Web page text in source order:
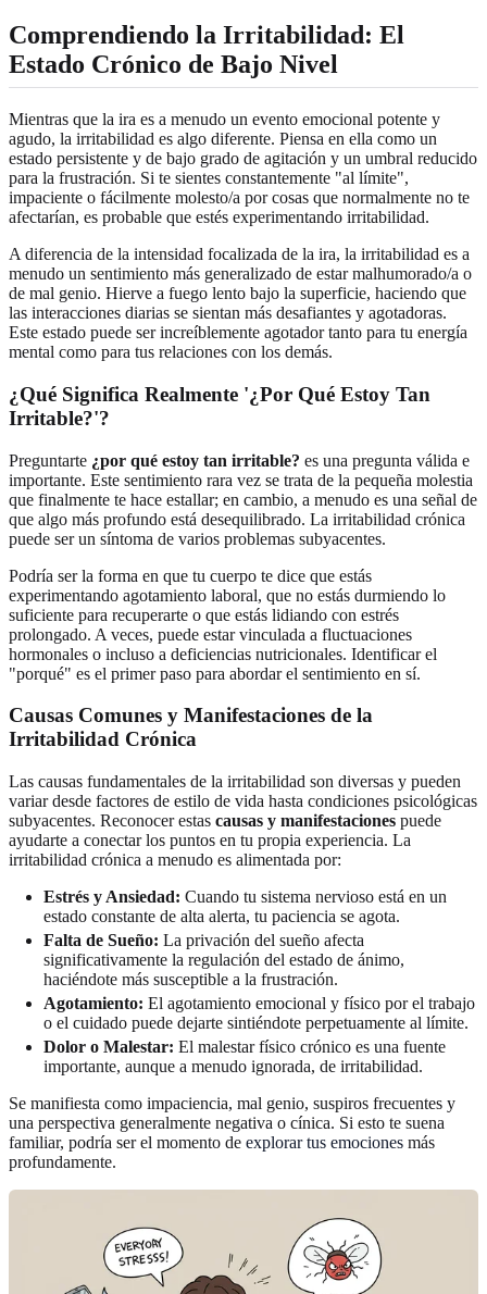
Comprendiendo la Irritabilidad: El
Estado Crónico de Bajo Nivel
Mientras que la ira es a menudo un evento emocional potente y
agudo, la irritabilidad es algo diferente. Piensa en ella como un
estado persistente y de bajo grado de agitación y un umbral reducido
para la frustración. Si te sientes constantemente "al límite",
impaciente o fácilmente molesto/a por cosas que normalmente no te
afectarían, es probable que estés experimentando irritabilidad.
A diferencia de la intensidad focalizada de la ira, la irritabilidad es a
menudo un sentimiento más generalizado de estar malhumorado/a o
de mal genio. Hierve a fuego lento bajo la superficie, haciendo que
las interacciones diarias se sientan más desafiantes y agotadoras.
Este estado puede ser increíblemente agotador tanto para tu energía
mental como para tus relaciones con los demás.
¿Qué Significa Realmente '¿Por Qué Estoy Tan
Irritable?'?
Preguntarte ¿por qué estoy tan irritable? es una pregunta válida e
importante. Este sentimiento rara vez se trata de la pequeña molestia
que finalmente te hace estallar; en cambio, a menudo es una señal de
que algo más profundo está desequilibrado. La irritabilidad crónica
puede ser un síntoma de varios problemas subyacentes.
Podría ser la forma en que tu cuerpo te dice que estás
experimentando agotamiento laboral, que no estás durmiendo lo
suficiente para recuperarte o que estás lidiando con estrés
prolongado. A veces, puede estar vinculada a fluctuaciones
hormonales o incluso a deficiencias nutricionales. Identificar el
"porqué" es el primer paso para abordar el sentimiento en sí.
Causas Comunes y Manifestaciones de la
Irritabilidad Crónica
Las causas fundamentales de la irritabilidad son diversas y pueden
variar desde factores de estilo de vida hasta condiciones psicológicas
subyacentes. Reconocer estas causas y manifestaciones puede
ayudarte a conectar los puntos en tu propia experiencia. La
irritabilidad crónica a menudo es alimentada por:
Estrés y Ansiedad: Cuando tu sistema nervioso está en un
estado constante de alta alerta, tu paciencia se agota.
Falta de Sueño: La privación del sueño afecta
significativamente la regulación del estado de ánimo,
haciéndote más susceptible a la frustración.
Agotamiento: El agotamiento emocional y físico por el trabajo
o el cuidado puede dejarte sintiéndote perpetuamente al límite.
Dolor o Malestar: El malestar físico crónico es una fuente
importante, aunque a menudo ignorada, de irritabilidad.
Se manifiesta como impaciencia, mal genio, suspiros frecuentes y
una perspectiva generalmente negativa o cínica. Si esto te suena
familiar, podría ser el momento de explorar tus emociones más
profundamente.